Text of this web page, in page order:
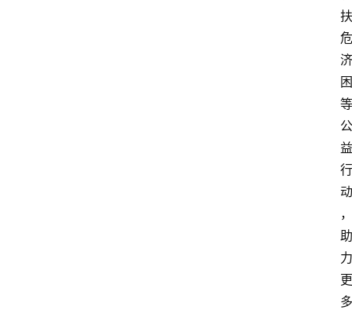
扶
危
济
困
等
公
益
行
动
，
助
力
更
多